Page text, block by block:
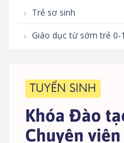
Trẻ sơ sinh
Giáo dục từ sớm trẻ 0-